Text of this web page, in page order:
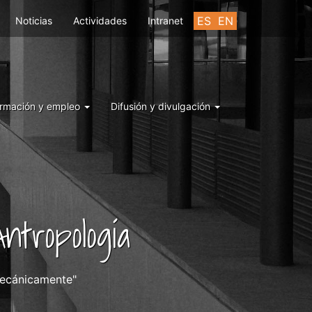
ES EN
Noticias Actividades Intranet
y empleo Difusión y divulgación